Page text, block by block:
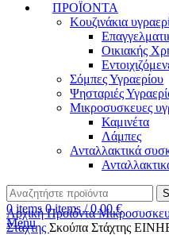
ΠΡΟΪΟΝΤΑ
Κουζινάκια
Οικιακής
Σόμπες Υγραερίου
Ψησταριές
Μικροσυσκευες
Καμινέτα
Λάμπες
Ανταλλακτικά
0 items 0items / 0.00€
Menu
ΑρχικήΠροϊόντα
Στάχτης Σκούπα Στάχτης